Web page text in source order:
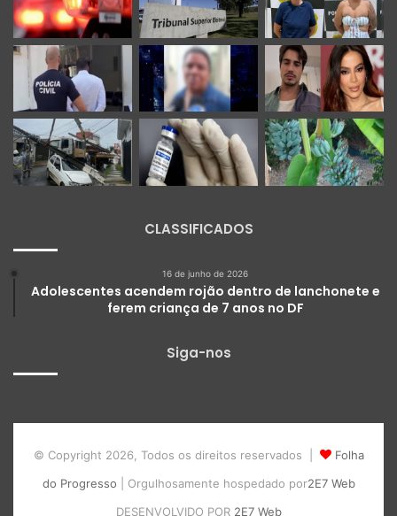
CLASSIFICADOS
16 de junho de 2026
Adolescentes acendem rojão dentro de lanchonete e
ferem criança de 7 anos no DF
Siga-nos
© Copyright 2026, Todos os direitos reservados |
Folha
do Progresso | Orgulhosamente hospedado por2E7 Web
DESENVOLVIDO POR 2E7 Web